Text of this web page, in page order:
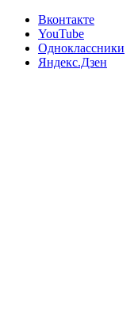
Вконтакте
YouTube
Одноклассники
Яндекс.Дзен